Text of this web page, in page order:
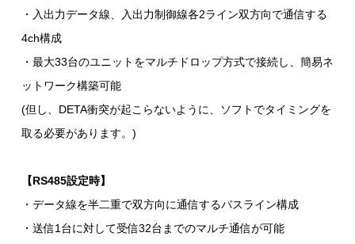
・入出力データ線、入出力制御線各2ライン双方向で通信する
4ch構成
・最大33台のユニットをマルチドロップ方式で接続し、簡易ネ
ットワーク構築可能
(但し、DETA衝突が起こらないように、ソフトでタイミングを
取る必要があります。)
【RS485設定時】
・データ線を半二重で双方向に通信するバスライン構成
・送信1台に対して受信32台までのマルチ通信が可能